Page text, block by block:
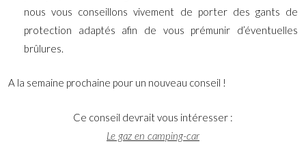
nous vous conseillons vivement de porter des gants de
protection adaptés afin de vous prémunir d’éventuelles
brûlures.
A la semaine prochaine pour un nouveau conseil !
Ce conseil devrait vous intéresser :
Le gaz en camping-car